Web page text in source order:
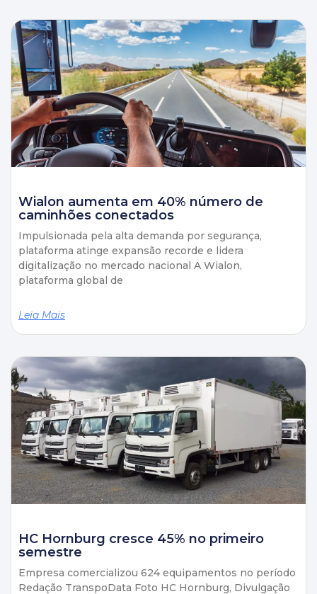
Wialon aumenta em 40% número de
caminhões conectados
Impulsionada pela alta demanda por segurança,
plataforma atinge expansão recorde e lidera
digitalização no mercado nacional A Wialon,
plataforma global de
Leia Mais
HC Hornburg cresce 45% no primeiro
semestre
Empresa comercializou 624 equipamentos no período
Redação TranspoData Foto HC Hornburg, Divulgação